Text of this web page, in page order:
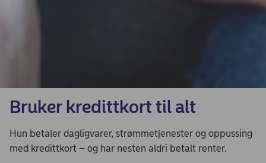
Bruker kredittkort til alt
Hun betaler dagligvarer, strømmetjenester og oppussing
med kredittkort – og har nesten aldri betalt renter.